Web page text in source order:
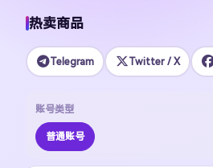
热卖商品
Telegram Twitter / X
账号类型
普通账号